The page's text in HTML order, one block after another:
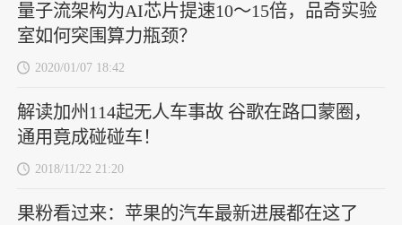
量子流架构为AI芯片提速10～15倍，品奇实验
室如何突围算力瓶颈？
2020/01/07 18:42
解读加州114起无人车事故 谷歌在路口蒙圈，
通用竟成碰碰车！
2018/11/22 21:20
果粉看过来：苹果的汽车最新进展都在这了